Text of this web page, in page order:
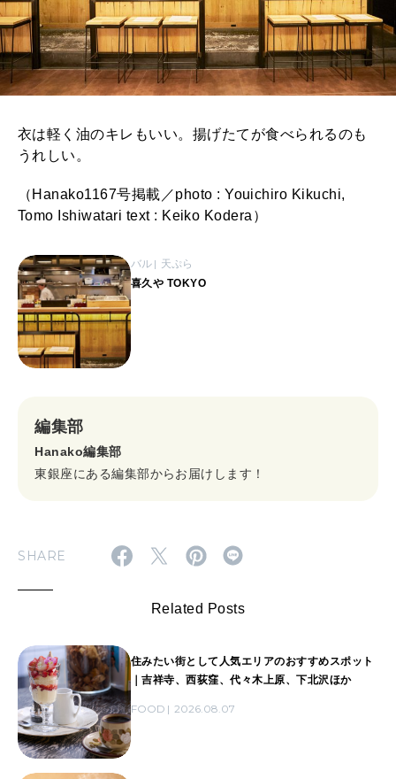
衣は軽く油のキレもいい。揚げたてが食べられるのも
うれしい。
（Hanako1167号掲載／photo : Youichiro Kikuchi,
Tomo Ishiwatari text : Keiko Kodera）
バル 天ぷら
喜久や TOKYO
編集部
Hanako編集部
東銀座にある編集部からお届けします！
SHARE
Related Posts
住みたい街として人気エリアのおすすめスポット
｜吉祥寺、西荻窪、代々木上原、下北沢ほか
FOOD 2026.08.07